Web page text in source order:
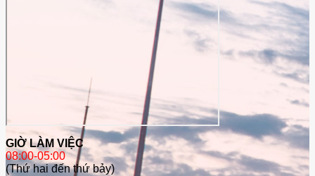
GIỜ LÀM VIỆC
08:00-05:00
(Thứ hai đến thứ bảy)